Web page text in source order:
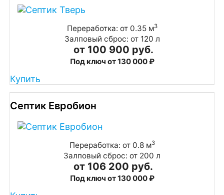
Переработка: от 0.35 м3
Залповый сброс: от 120 л
от 100 900 руб.
Под ключ от 130 000 ₽
Купить
Септик Евробион
Переработка: от 0.8 м3
Залповый сброс: от 200 л
от 106 200 руб.
Под ключ от 130 000 ₽